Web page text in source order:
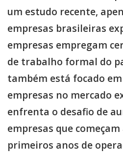
um estudo recente,
empresas brasileiras
empresas empregam
de trabalho formal do
também está focado
empresas no mercado
enfrenta o desafio de
empresas que
primeiros anos de